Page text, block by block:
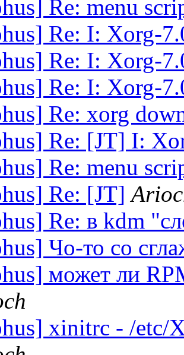
Re: menu
Re: I: Xorg-
Re: I: Xorg-
Re: I: Xorg-
Re: xorg
Re: [JT] I:
Re: menu
Re: [JT]
Re: в kdm
Чо-то со
может ли
xinitrc - /etc/